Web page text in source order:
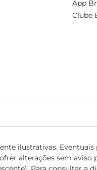
App
Clube
ilustrativas. Eventuais
alterações sem aviso